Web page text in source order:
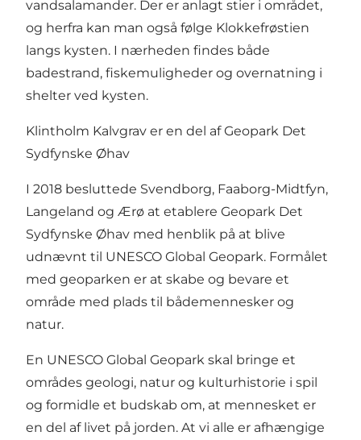
vandsalamander. Der er anlagt stier i området,
og herfra kan man også følge Klokkefrøstien
langs kysten. I nærheden findes både
badestrand, fiskemuligheder og overnatning i
shelter ved kysten.
Klintholm Kalvgrav er en del af Geopark Det
Sydfynske Øhav
I 2018 besluttede Svendborg, Faaborg-Midtfyn,
Langeland og Ærø at etablere Geopark Det
Sydfynske Øhav med henblik på at blive
udnævnt til UNESCO Global Geopark. Formålet
med geoparken er at skabe og bevare et
område med plads til bådemennesker og
natur.
En UNESCO Global Geopark skal bringe et
områdes geologi, natur og kulturhistorie i spil
og formidle et budskab om, at mennesket er
en del af livet på jorden. At vi alle er afhængige